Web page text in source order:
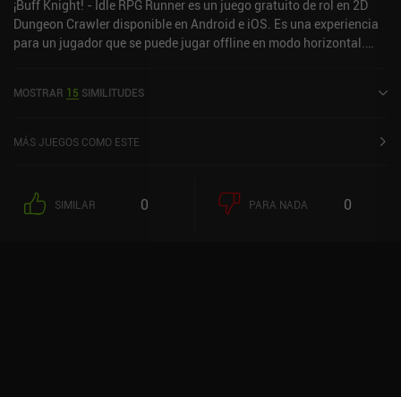
¡Buff Knight! - Idle RPG Runner es un juego gratuito de rol en 2D
Dungeon Crawler disponible en Android e iOS. Es una experiencia
para un jugador que se puede jugar offline en modo horizontal.
sobre 5,0 en la App Store de iOS.
MOSTRAR 15 SIMILITUDES
MÁS JUEGOS COMO ESTE
SIMILAR 0 PARA NADA 0